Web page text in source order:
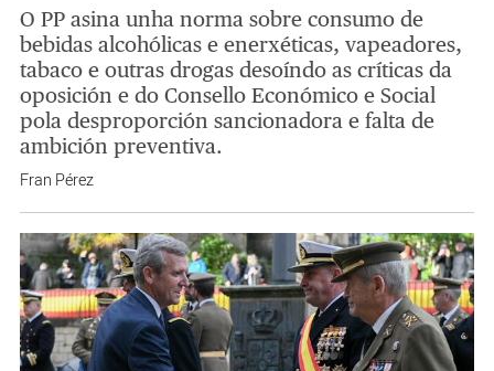
O PP asina unha norma sobre consumo de
bebidas alcohólicas e enerxéticas, vapeadores,
tabaco e outras drogas desoíndo as críticas da
oposición e do Consello Económico e Social
pola desproporción sancionadora e falta de
ambición preventiva.
Fran Pérez